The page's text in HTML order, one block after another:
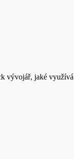
jaké